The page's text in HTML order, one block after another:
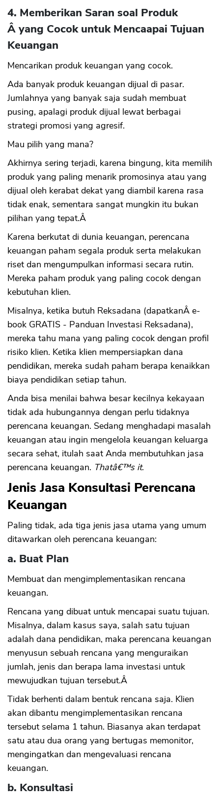
4. Memberikan Saran soal Produk
Â yang Cocok untuk Mencaapai Tujuan
Keuangan
Mencarikan produk keuangan yang cocok.
Ada banyak produk keuangan dijual di pasar.
Jumlahnya yang banyak saja sudah membuat
pusing, apalagi produk dijual lewat berbagai
strategi promosi yang agresif.
Mau pilih yang mana?
Akhirnya sering terjadi, karena bingung, kita memilih
produk yang paling menarik promosinya atau yang
dijual oleh kerabat dekat yang diambil karena rasa
tidak enak, sementara sangat mungkin itu bukan
pilihan yang tepat.Â
Karena berkutat di dunia keuangan, perencana
keuangan paham segala produk serta melakukan
riset dan mengumpulkan informasi secara rutin.
Mereka paham produk yang paling cocok dengan
kebutuhan klien.
Misalnya, ketika butuh Reksadana (dapatkanÂ e-
book GRATIS - Panduan Investasi Reksadana),
mereka tahu mana yang paling cocok dengan profil
risiko klien. Ketika klien mempersiapkan dana
pendidikan, mereka sudah paham berapa kenaikkan
biaya pendidikan setiap tahun.
Anda bisa menilai bahwa besar kecilnya kekayaan
tidak ada hubungannya dengan perlu tidaknya
perencana keuangan. Sedang menghadapi masalah
keuangan atau ingin mengelola keuangan keluarga
secara sehat, itulah saat Anda membutuhkan jasa
perencana keuangan. Thatâ€™s it.
Jenis Jasa Konsultasi Perencana
Keuangan
Paling tidak, ada tiga jenis jasa utama yang umum
ditawarkan oleh perencana keuangan:
a. Buat Plan
Membuat dan mengimplementasikan rencana
keuangan.
Rencana yang dibuat untuk mencapai suatu tujuan.
Misalnya, dalam kasus saya, salah satu tujuan
adalah dana pendidikan, maka perencana keuangan
menyusun sebuah rencana yang menguraikan
jumlah, jenis dan berapa lama investasi untuk
mewujudkan tujuan tersebut.Â
Tidak berhenti dalam bentuk rencana saja. Klien
akan dibantu mengimplementasikan rencana
tersebut selama 1 tahun. Biasanya akan terdapat
satu atau dua orang yang bertugas memonitor,
mengingatkan dan mengevaluasi rencana
keuangan.
b. Konsultasi